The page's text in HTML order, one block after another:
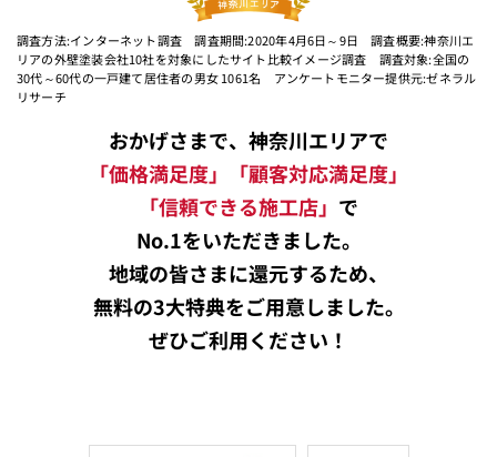
調査方法:インターネット調査 調査期間:2020年4月6日～9日 調査概要:神奈川エ
リアの外壁塗装会社10社を対象にしたサイト比較イメージ調査 調査対象:全国の
30代～60代の一戸建て居住者の男女 1061名 アンケートモニター提供元:ゼネラル
リサーチ
おかげさまで、神奈川エリアで
「価格満足度」「顧客対応満足度」
「信頼できる施工店」 で
No.1をいただきました。
地域の皆さまに還元するため、
無料の3大特典をご用意しました。
ぜひご利用ください！